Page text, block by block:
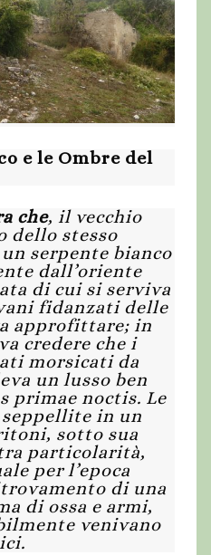
e le Ombre del
che, il vecchio
dello stesso
serpente bianco
dall’oriente
di cui si serviva
fidanzati delle
approfittare; in
credere che i
morsicati da
un lusso ben
primae noctis. Le
in un
sotto sua
particolarità,
per l’epoca
di una
di ossa e armi,
venivano